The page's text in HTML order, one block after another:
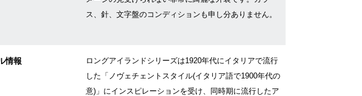
ス、針、文字盤のコンディションも申し分ありません。
情報
ロングアイランドシリーズは1920年代にイタリアで流行
した「ノヴェチェントスタイル(イタリア語で1900年代の
意)」にインスピレーションを受け、同時期に流行したア